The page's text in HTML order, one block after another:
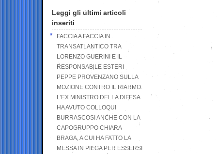
Leggi gli ultimi articoli
inseriti
FACCIA A FACCIA IN
TRANSATLANTICO TRA
LORENZO GUERINI E IL
RESPONSABILE ESTERI
PEPPE PROVENZANO SULLA
MOZIONE CONTRO IL RIARMO.
L’EX MINISTRO DELLA DIFESA
HA AVUTO COLLOQUI
BURRASCOSI ANCHE CON LA
CAPOGRUPPO CHIARA
BRAGA, A CUI HA FATTO LA
MESSA IN PIEGA PER ESSERSI